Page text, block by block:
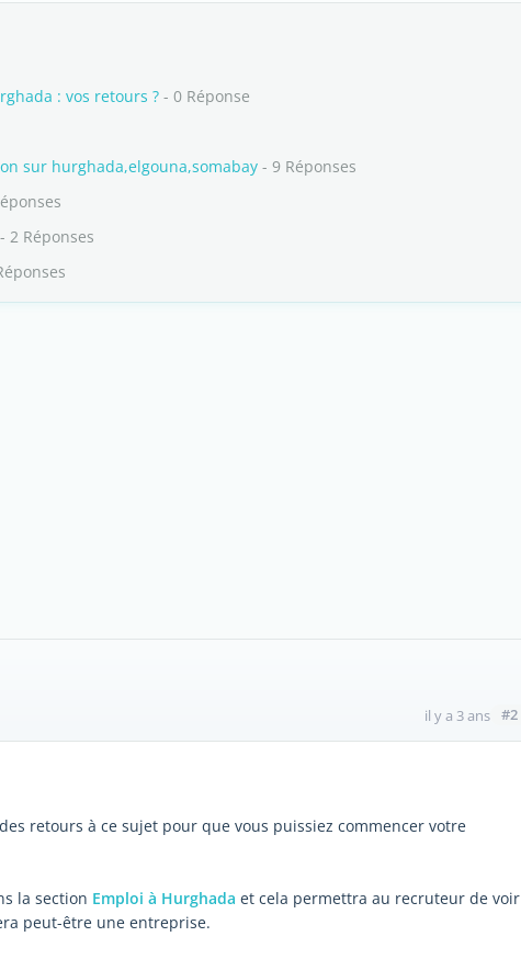
: vos retours ? - 0 Réponse
sur hurghada,elgouna,somabay - 9 Réponses
- 2 Réponses
il y a 3 ans #2
retours à ce sujet pour que vous puissiez commencer votre
la section Emploi à Hurghada et cela permettra au recruteur de voir
peut-être une entreprise.